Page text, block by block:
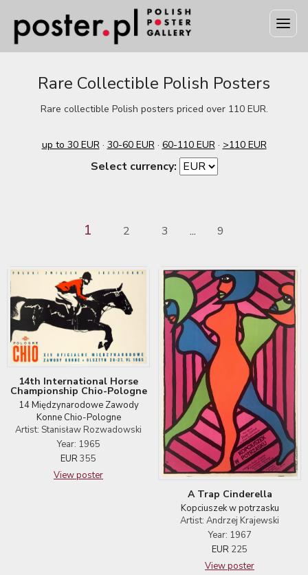
Rare Collectible Polish Posters
Rare collectible Polish posters priced over 110 EUR.
up to 30 EUR· 30-60 EUR· 60-110 EUR· >110 EUR
Select currency:
1 2 3 ... 9
14th International Horse
Championship Chio-Pologne
14 Międzynarodowe Zawody
Konne Chio-Pologne
Artist: Stanisław Rozwadowski
Year: 1965
EUR355
View poster
A Trap Cinderella
Kopciuszek w potrzasku
Artist: Andrzej Krajewski
Year: 1967
EUR 225
View poster